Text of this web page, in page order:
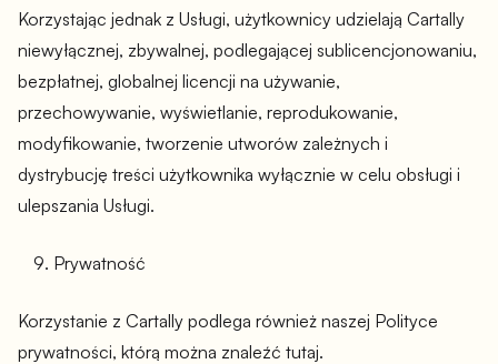
Korzystając jednak z Usługi, użytkownicy udzielają Cartally
niewyłącznej, zbywalnej, podlegającej sublicencjonowaniu,
bezpłatnej, globalnej licencji na używanie,
przechowywanie, wyświetlanie, reprodukowanie,
modyfikowanie, tworzenie utworów zależnych i
dystrybucję treści użytkownika wyłącznie w celu obsługi i
ulepszania Usługi.
Prywatność
Korzystanie z Cartally podlega również naszej Polityce
prywatności, którą można znaleźć tutaj.